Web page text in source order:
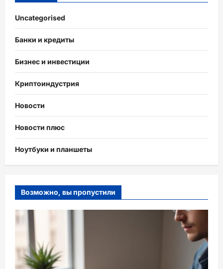
Uncategorised
Банки и кредиты
Бизнес и инвестиции
Криптоиндустрия
Новости
Новости плюс
Ноутбуки и планшеты
Возможно, вы пропустили